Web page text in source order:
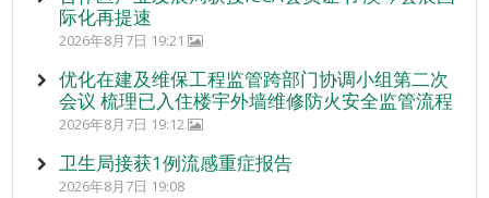
际化再提速
2026年8月7日 19:21
优化在建及维保工程监管跨部门协调小组第二次
会议 梳理已入住楼宇外墙维修防火安全监管流程
2026年8月7日 19:12
卫生局接获1例流感重症报告
2026年8月7日 19:08